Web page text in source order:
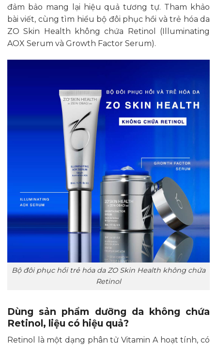
đảm bảo mang lại hiệu quả tương tự. Tham khảo
bài viết, cùng tìm hiểu bộ đôi phục hồi và trẻ hóa da
ZO Skin Health không chứa Retinol (Illuminating
AOX Serum và Growth Factor Serum).
Bộ đôi phục hồi trẻ hóa da ZO Skin Health không chứa
Retinol
Dùng sản phẩm dưỡng da không chứa
Retinol, liệu có hiệu quả?
Retinol là một dạng phân tử Vitamin A hoạt tính, có